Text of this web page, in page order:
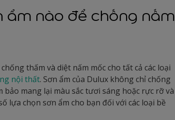
ẩm nào để chống nấm
thấm và diệt nấm mốc cho tất cả các loại
nội thất. Sơn ẩm của Dulux không chỉ chống
mang lại màu sắc tươi sáng hoặc rực rỡ và
lựa chọn sơn ẩm cho bạn đối với các loại bề